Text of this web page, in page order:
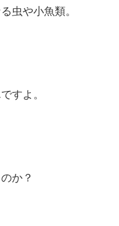
虫や小魚類。
すよ。
か？